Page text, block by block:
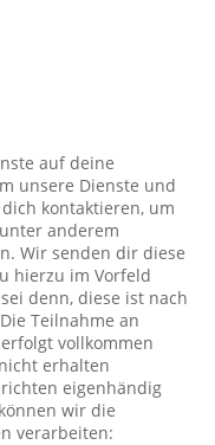
auf deine
unsere Dienste und
kontaktieren, um
anderem
Wir senden dir diese
hierzu im Vorfeld
denn, diese ist nach
Teilnahme an
vollkommen
erhalten
eigenhändig
wir die
verarbeiten: